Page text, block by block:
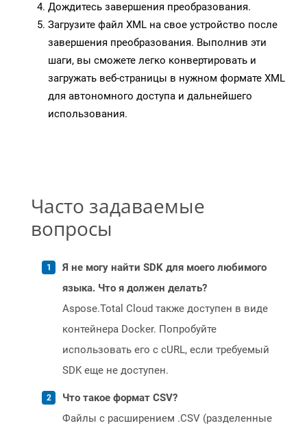
Дождитесь завершения преобразования.
Загрузите файл XML на свое устройство после
завершения преобразования. Выполнив эти
шаги, вы сможете легко конвертировать и
загружать веб-страницы в нужном формате XML
для автономного доступа и дальнейшего
использования.
Часто задаваемые
вопросы
Я не могу найти SDK для моего любимого
языка. Что я должен делать?
Aspose.Total Cloud также доступен в виде
контейнера Docker. Попробуйте
использовать его с cURL, если требуемый
SDK еще не доступен.
Что такое формат CSV?
Файлы с расширением .CSV (разделенные